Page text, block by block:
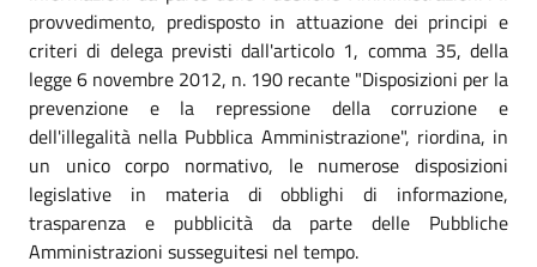
provvedimento, predisposto in attuazione dei principi e
criteri di delega previsti dall'articolo 1, comma 35, della
legge 6 novembre 2012, n. 190 recante "Disposizioni per la
prevenzione e la repressione della corruzione e
dell'illegalità nella Pubblica Amministrazione", riordina, in
un unico corpo normativo, le numerose disposizioni
legislative in materia di obblighi di informazione,
trasparenza e pubblicità da parte delle Pubbliche
Amministrazioni susseguitesi nel tempo.